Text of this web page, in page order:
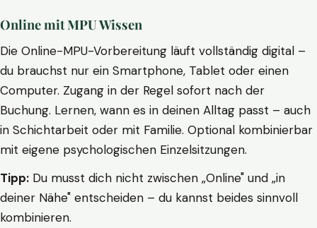
Online mit MPU Wissen
Die Online-MPU-Vorbereitung läuft vollständig digital –
du brauchst nur ein Smartphone, Tablet oder einen
Computer. Zugang in der Regel sofort nach der
Buchung. Lernen, wann es in deinen Alltag passt – auch
in Schichtarbeit oder mit Familie. Optional kombinierbar
mit eigene psychologischen Einzelsitzungen.
Tipp: Du musst dich nicht zwischen „Online" und „in
deiner Nähe" entscheiden – du kannst beides sinnvoll
kombinieren.